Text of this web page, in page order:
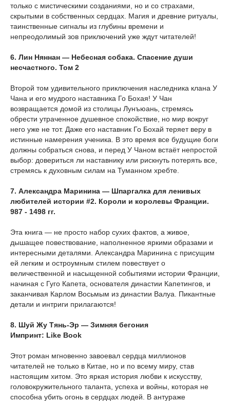
только с мистическими созданиями, но и со страхами,
скрытыми в собственных сердцах. Магия и древние ритуалы,
таинственные сигналы из глубины времени и
непреодолимый зов приключений уже ждут читателей!
6. Лин Няннан — Небесная собака. Спасение души
несчастного. Том 2
Второй том удивительного приключения наследника клана У
Чана и его мудрого наставника Го Бохая! У Чан
возвращается домой из столицы Лунъюань, стремясь
обрести утраченное душевное спокойствие, но мир вокруг
него уже не тот. Даже его наставник Го Бохай теряет веру в
истинные намерения ученика. В это время все будущие боги
должны собраться снова, и перед У Чаном встаёт непростой
выбор: довериться ли наставнику или рискнуть потерять все,
стремясь к духовным силам на Туманном хребте.
7. Александра Маринина — Шпаргалка для ленивых
любителей истории #2. Короли и королевы Франции.
987 - 1498 гг.
Эта книга — не просто набор сухих фактов, а живое,
дышащее повествование, наполненное яркими образами и
интересными деталями. Александра Маринина с присущим
ей легким и остроумным стилем повествует о
величественной и насыщенной событиями истории Франции,
начиная с Гуго Капета, основателя династии Капетингов, и
заканчивая Карлом Восьмым из династии Валуа. Пикантные
детали и интриги прилагаются!
8. Шуй Жу Тянь-Эр — Зимняя бегония
Импринт: Like Book
Этот роман мгновенно завоевал сердца миллионов
читателей не только в Китае, но и по всему миру, став
настоящим хитом. Это яркая история любви к искусству,
головокружительного таланта, успеха и войны, которая не
способна убить огонь в сердцах людей. В антураже